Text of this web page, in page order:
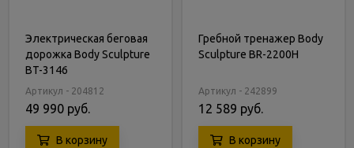
Электрическая беговая
дорожка Body Sculpture
BT-3146
Артикул - 204812
49 990 руб.
В корзину
Гребной тренажер Body
Sculpture BR-2200H
Артикул - 242899
12 589 руб.
В корзину